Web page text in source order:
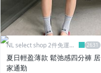
NL select shop 2件免運可
夏日輕盈薄款 鬆弛感四分褲 居
家通勤